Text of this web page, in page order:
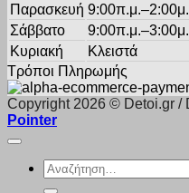
Παρασκευή
Σάββατο
Κυριακή
Κλειστά
Τρόποι Πληρωμής
Copyright 2026 © Detoi.gr /
Pointer
Αναζήτηση
για: